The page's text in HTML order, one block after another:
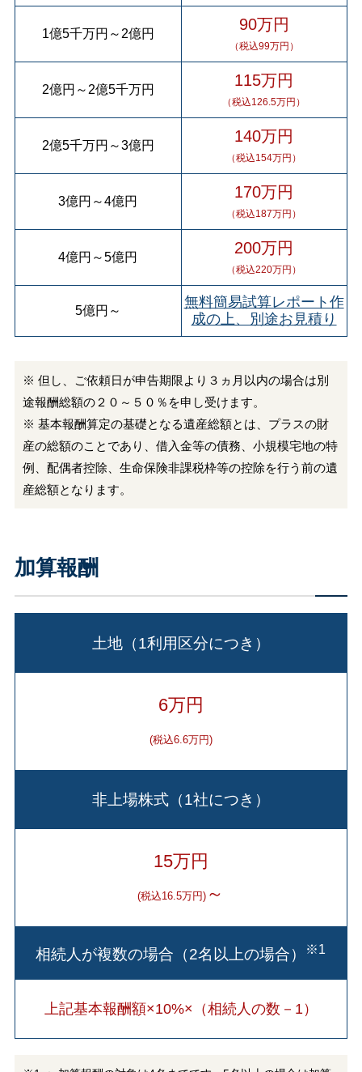
1億5千万円 ～ 2億円 90万円
（税込99万円）
2億円 ～ 2億5千万円 115万円
（税込126.5万円）
2億5千万円 ～3億円 140万円
（税込154万円）
3億円 ～4億円 170万円
（税込187万円）
4億円 ～5億円 200万円
（税込220万円）
5億円 ～
無料簡易試算レポート作
成の上、別途お見積り
※ 但し、ご依頼日が申告期限より３ヵ月以内の場合は別
途報酬総額の２０～５０％を申し受けます。
※ 基本報酬算定の基礎となる遺産総額とは、プラスの財
産の総額のことであり、借入金等の債務、小規模宅地の特
例、配偶者控除、生命保険非課税枠等の控除を行う前の遺
産総額となります。
加算報酬
土地（1利用区分につき）
6万円
(税込6.6万円)
非上場株式（1社につき）
15万円
(税込16.5万円) ～
相続人が複数の場合（2名以上の場合） ※1
上記基本報酬額×10%×（相続人の数－1）